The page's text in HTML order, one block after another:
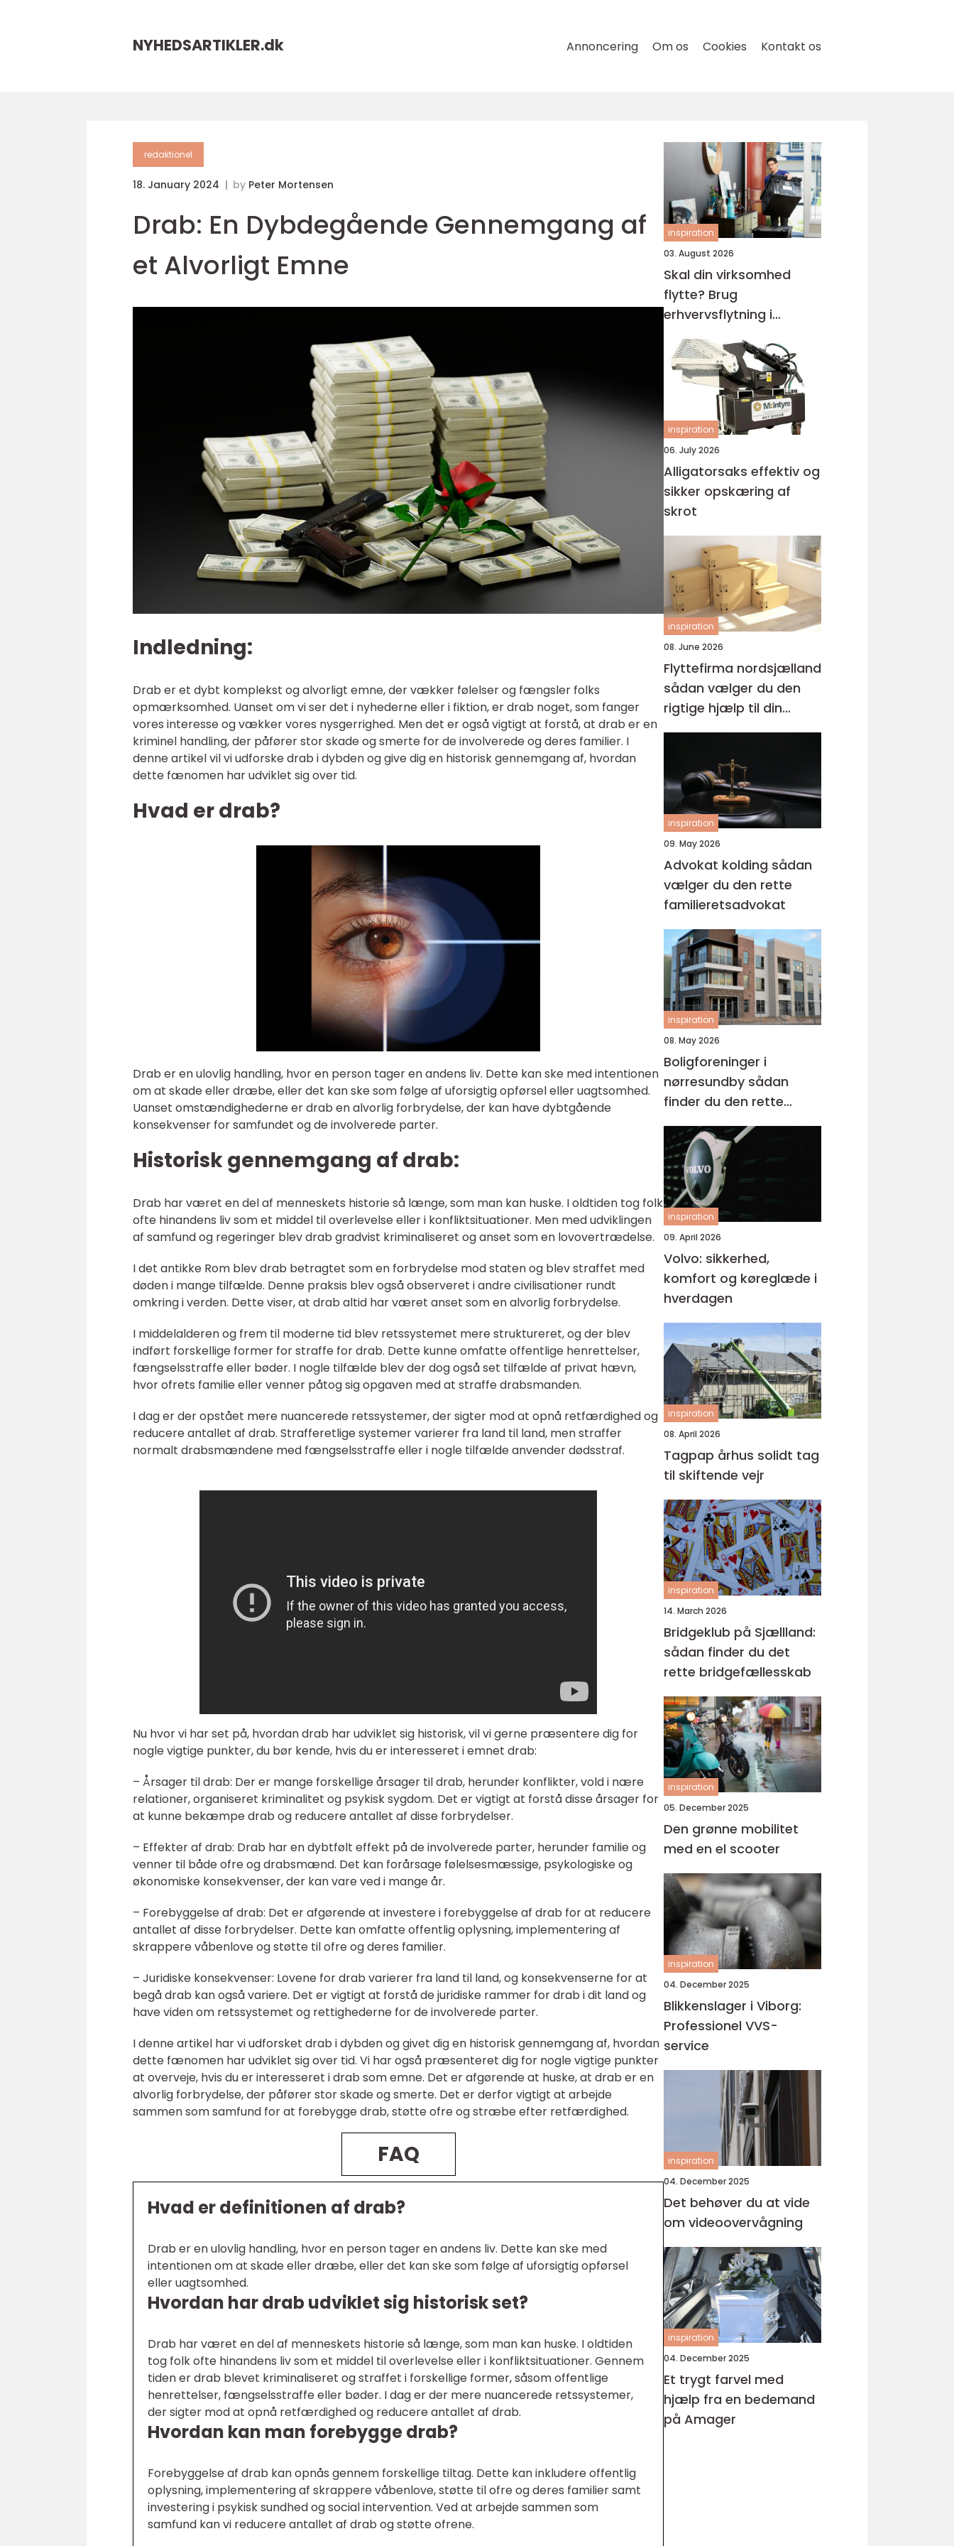
NYHEDSARTIKLER.dk Annoncering Om os Cookies Kontakt os
redaktionel
18. January 2024 by Peter Mortensen
Drab: En Dybdegående Gennemgang af
et Alvorligt Emne
Indledning:
Drab er et dybt komplekst og alvorligt emne, der vækker følelser og fængsler folks
opmærksomhed. Uanset om vi ser det i nyhederne eller i fiktion, er drab noget, som fanger
vores interesse og vækker vores nysgerrighed. Men det er også vigtigt at forstå, at drab er en
kriminel handling, der påfører stor skade og smerte for de involverede og deres familier. I
denne artikel vil vi udforske drab i dybden og give dig en historisk gennemgang af, hvordan
dette fænomen har udviklet sig over tid.
Hvad er drab?
Drab er en ulovlig handling, hvor en person tager en andens liv. Dette kan ske med intentionen
om at skade eller dræbe, eller det kan ske som følge af uforsigtig opførsel eller uagtsomhed.
Uanset omstændighederne er drab en alvorlig forbrydelse, der kan have dybtgående
konsekvenser for samfundet og de involverede parter.
Historisk gennemgang af drab:
Drab har været en del af menneskets historie så længe, som man kan huske. I oldtiden tog folk
ofte hinandens liv som et middel til overlevelse eller i konfliktsituationer. Men med udviklingen
af samfund og regeringer blev drab gradvist kriminaliseret og anset som en lovovertrædelse.
I det antikke Rom blev drab betragtet som en forbrydelse mod staten og blev straffet med
døden i mange tilfælde. Denne praksis blev også observeret i andre civilisationer rundt
omkring i verden. Dette viser, at drab altid har været anset som en alvorlig forbrydelse.
I middelalderen og frem til moderne tid blev retssystemet mere struktureret, og der blev
indført forskellige former for straffe for drab. Dette kunne omfatte offentlige henrettelser,
fængselsstraffe eller bøder. I nogle tilfælde blev der dog også set tilfælde af privat hævn,
hvor ofrets familie eller venner påtog sig opgaven med at straffe drabsmanden.
I dag er der opstået mere nuancerede retssystemer, der sigter mod at opnå retfærdighed og
reducere antallet af drab. Strafferetlige systemer varierer fra land til land, men straffer
normalt drabsmændene med fængselsstraffe eller i nogle tilfælde anvender dødsstraf.
Nu hvor vi har set på, hvordan drab har udviklet sig historisk, vil vi gerne præsentere dig for
nogle vigtige punkter, du bør kende, hvis du er interesseret i emnet drab:
– Årsager til drab: Der er mange forskellige årsager til drab, herunder konflikter, vold i nære
relationer, organiseret kriminalitet og psykisk sygdom. Det er vigtigt at forstå disse årsager for
at kunne bekæmpe drab og reducere antallet af disse forbrydelser.
– Effekter af drab: Drab har en dybtfølt effekt på de involverede parter, herunder familie og
venner til både ofre og drabsmænd. Det kan forårsage følelsesmæssige, psykologiske og
økonomiske konsekvenser, der kan vare ved i mange år.
– Forebyggelse af drab: Det er afgørende at investere i forebyggelse af drab for at reducere
antallet af disse forbrydelser. Dette kan omfatte offentlig oplysning, implementering af
skrappere våbenlove og støtte til ofre og deres familier.
– Juridiske konsekvenser: Lovene for drab varierer fra land til land, og konsekvenserne for at
begå drab kan også variere. Det er vigtigt at forstå de juridiske rammer for drab i dit land og
have viden om retssystemet og rettighederne for de involverede parter.
I denne artikel har vi udforsket drab i dybden og givet dig en historisk gennemgang af, hvordan
dette fænomen har udviklet sig over tid. Vi har også præsenteret dig for nogle vigtige punkter
at overveje, hvis du er interesseret i drab som emne. Det er afgørende at huske, at drab er en
alvorlig forbrydelse, der påfører stor skade og smerte. Det er derfor vigtigt at arbejde
sammen som samfund for at forebygge drab, støtte ofre og stræbe efter retfærdighed.
FAQ
Hvad er definitionen af drab?
Drab er en ulovlig handling, hvor en person tager en andens liv. Dette kan ske med
intentionen om at skade eller dræbe, eller det kan ske som følge af uforsigtig opførsel
eller uagtsomhed.
Hvordan har drab udviklet sig historisk set?
Drab har været en del af menneskets historie så længe, som man kan huske. I oldtiden
tog folk ofte hinandens liv som et middel til overlevelse eller i konfliktsituationer. Gennem
tiden er drab blevet kriminaliseret og straffet i forskellige former, såsom offentlige
henrettelser, fængselsstraffe eller bøder. I dag er der mere nuancerede retssystemer,
der sigter mod at opnå retfærdighed og reducere antallet af drab.
Hvordan kan man forebygge drab?
Forebyggelse af drab kan opnås gennem forskellige tiltag. Dette kan inkludere offentlig
oplysning, implementering af skrappere våbenlove, støtte til ofre og deres familier samt
investering i psykisk sundhed og social intervention. Ved at arbejde sammen som
samfund kan vi reducere antallet af drab og støtte ofrene.
inspiration
03. August 2026
Skal din virksomhed
flytte? Brug
erhvervsflytning i
Holstebro
inspiration
06. July 2026
Alligatorsaks effektiv og
sikker opskæring af
skrot
inspiration
08. June 2026
Flyttefirma nordsjælland
sådan vælger du den
rigtige hjælp til din
flytning
inspiration
09. May 2026
Advokat kolding sådan
vælger du den rette
familieretsadvokat
inspiration
08. May 2026
Boligforeninger i
nørresundby sådan
finder du den rette
lejebolig
inspiration
09. April 2026
Volvo: sikkerhed,
komfort og køreglæde i
hverdagen
inspiration
08. April 2026
Tagpap århus solidt tag
til skiftende vejr
inspiration
14. March 2026
Bridgeklub på Sjællland:
sådan finder du det
rette bridgefællesskab
inspiration
05. December 2025
Den grønne mobilitet
med en el scooter
inspiration
04. December 2025
Blikkenslager i Viborg:
Professionel VVS-
service
inspiration
04. December 2025
Det behøver du at vide
om videoovervågning
inspiration
04. December 2025
Et trygt farvel med
hjælp fra en bedemand
på Amager